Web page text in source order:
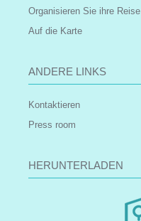
Organisieren Sie ihre Reise
Auf die Karte
ANDERE LINKS
Kontaktieren
Press room
HERUNTERLADEN